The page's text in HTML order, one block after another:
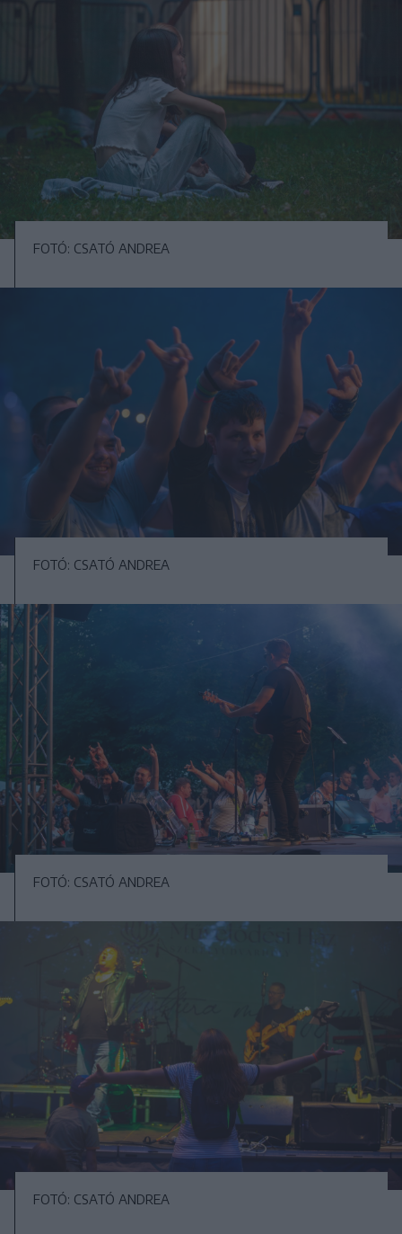
FOTÓ: CSATÓ ANDREA
FOTÓ: CSATÓ ANDREA
FOTÓ: CSATÓ ANDREA
FOTÓ: CSATÓ ANDREA